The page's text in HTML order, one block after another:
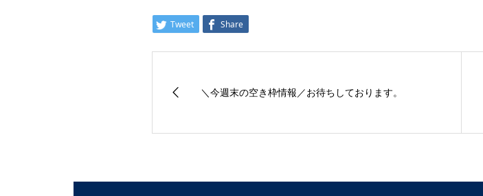
Tweet Share
＼今週末の空き枠情報／お待ちしております。